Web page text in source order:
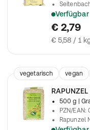
Verfügbar
Mit einem
€ 2,79
€ 5,58 / 1
vegetarisch vegan
500 g
|
PZN/EAN:
Rapunzel